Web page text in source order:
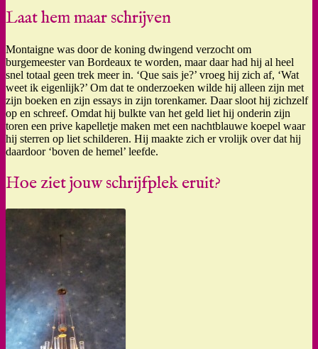
Laat hem maar schrijven
Montaigne was door de koning dwingend verzocht om
burgemeester van Bordeaux te worden, maar daar had hij al heel
snel totaal geen trek meer in. ‘Que sais je?’ vroeg hij zich af, ‘Wat
weet ik eigenlijk?’ Om dat te onderzoeken wilde hij alleen zijn met
zijn boeken en zijn essays in zijn torenkamer. Daar sloot hij zichzelf
op en schreef. Omdat hij bulkte van het geld liet hij onderin zijn
toren een prive kapelletje maken met een nachtblauwe koepel waar
hij sterren op liet schilderen. Hij maakte zich er vrolijk over dat hij
daardoor ‘boven de hemel’ leefde.
Hoe ziet jouw schrijfplek eruit?